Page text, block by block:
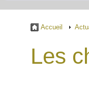
Accueil
Les